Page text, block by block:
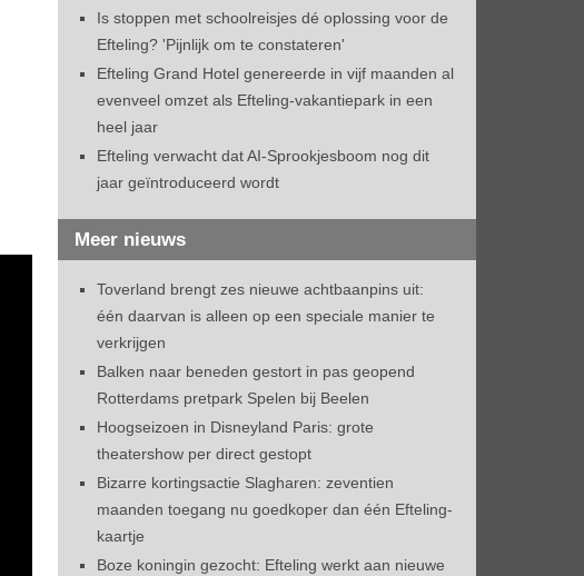
Is stoppen met schoolreisjes dé oplossing voor de
Efteling? 'Pijnlijk om te constateren'
Efteling Grand Hotel genereerde in vijf maanden al
evenveel omzet als Efteling-vakantiepark in een
heel jaar
Efteling verwacht dat AI-Sprookjesboom nog dit
jaar geïntroduceerd wordt
Meer nieuws
Toverland brengt zes nieuwe achtbaanpins uit:
één daarvan is alleen op een speciale manier te
verkrijgen
Balken naar beneden gestort in pas geopend
Rotterdams pretpark Spelen bij Beelen
Hoogseizoen in Disneyland Paris: grote
theatershow per direct gestopt
Bizarre kortingsactie Slagharen: zeventien
maanden toegang nu goedkoper dan één Efteling-
kaartje
Boze koningin gezocht: Efteling werkt aan nieuwe